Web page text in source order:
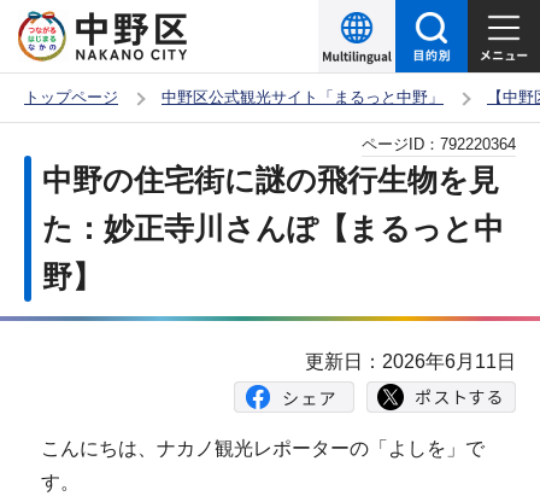
の
ー
す
トップページ 中野区公式観光サイト「まるっと中野」 【中
中野の住宅街に謎の飛行生物を見
た：妙正寺川さんぽ【まるっと中
野】
ページID： 792220364
更新日：2026年6月11日
こんにちは、ナカノ観光レポーターの「よしを」で
す。